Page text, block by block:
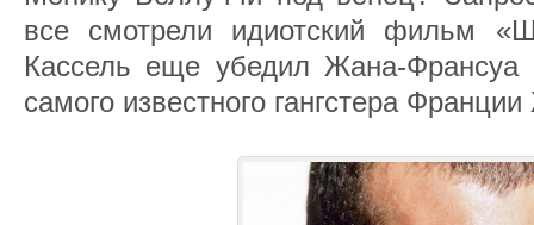
все смотрели идиотский фильм
Кассель еще убедил Жана-
самого известного гангстера